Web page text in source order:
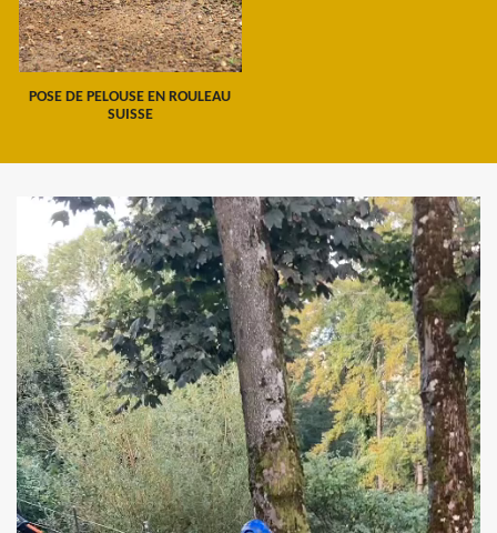
POSE DE PELOUSE EN ROULEAU
SUISSE